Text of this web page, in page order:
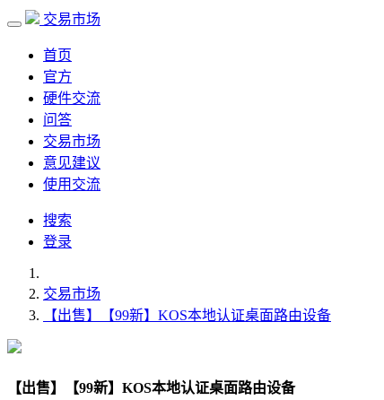
交易市场
首页
官方
硬件交流
问答
交易市场
意见建议
使用交流
搜索
登录
交易市场
【出售】【99新】KOS本地认证桌面路由设备
【出售】【99新】KOS本地认证桌面路由设备